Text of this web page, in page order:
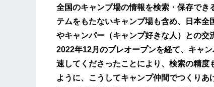
全国のキャンプ場の情報を検索・保存で
テムをもたないキャンプ場も含め、日本
やキャンパー（キャンプ好きな人）との交
2022年12月のプレオープンを経て、キャ
速してくださったことにより、検索の精度
ように、こうしてキャンプ仲間でつくり